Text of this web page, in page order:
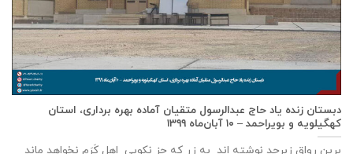
دبستان زنده ياد حاج عبدالرسول متقيان آماده بهره برداری، استان
كهگيلويه و بويراحمد – ۱۰ آبان‌ماه ۱۳۹۹
برین رواق زبرجد نوشته اند به زر که جز نکویی اهل کَرَم نخواهد ماند